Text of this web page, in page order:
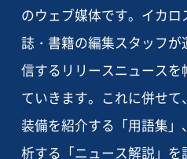
のウェブ媒体です。イカ
誌・書籍の編集スタッフ
信するリリースニュース
ていきます。これに併せ
装備を紹介する「用語集
析する「ニュース解説」